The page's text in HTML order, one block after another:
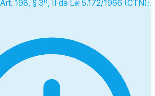
Art. 198, § 3º, II da Lei 5.172/1966 (CTN);